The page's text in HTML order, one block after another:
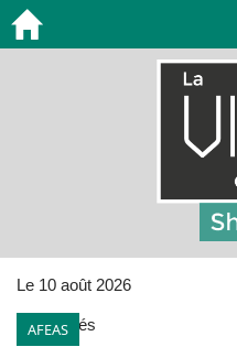
Le 10 août 2026
AFEAS